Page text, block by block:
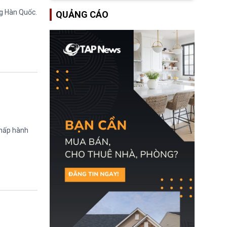
Quốc.
hành
quốc gia quá tải.
trưởng. Mặc dù vậy,
nhiều chính trị gia đảng
Cộng hoà (GOP) vẫn tỏ
ra hoài nghi, thậm chí
tuyên bố sẽ lên tiếng
phản đối khi đề cử này
được đưa ra toàn thể bỏ
QUẢNG CÁO